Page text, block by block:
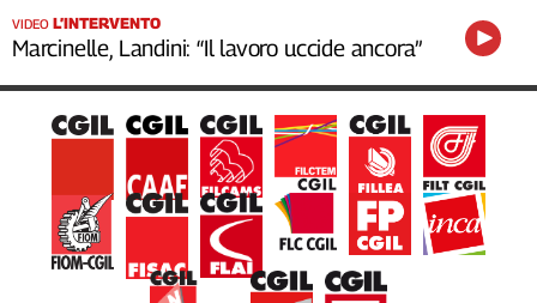
VIDEO L’INTERVENTO
Marcinelle, Landini: “Il lavoro uccide ancora”